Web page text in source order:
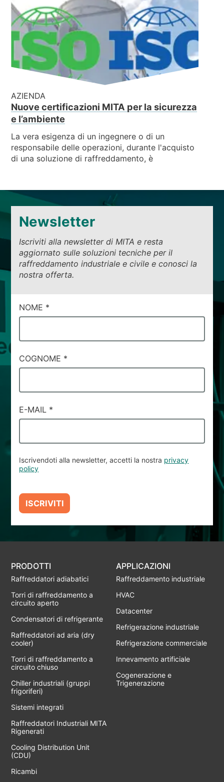
AZIENDA
Nuove certificazioni MITA per la sicurezza
e l’ambiente
La vera esigenza di un ingegnere o di un
responsabile delle operazioni, durante l'acquisto
di una soluzione di raffreddamento, è
Newsletter
Iscriviti alla newsletter di MITA e resta
aggiornato sulle soluzioni tecniche per il
raffreddamento industriale e civile e conosci la
nostra offerta.
CAMPI
DI
#22
NOME *
COGNOME *
E-MAIL *
Iscrivendoti alla newsletter, accetti la nostra privacy
policy
ISCRIVITI
PRODOTTI
Raffreddatori adiabatici
Torri di raffreddamento a
circuito aperto
Condensatori di refrigerante
Raffreddatori ad aria (dry
cooler)
Torri di raffreddamento a
circuito chiuso
Chiller industriali (gruppi
frigoriferi)
Sistemi integrati
Raffreddatori Industriali MITA
Rigenerati
Cooling Distribution Unit
(CDU)
Ricambi
APPLICAZIONI
Raffreddamento industriale
HVAC
Datacenter
Refrigerazione industriale
Refrigerazione commerciale
Innevamento artificiale
Cogenerazione e
Trigenerazione